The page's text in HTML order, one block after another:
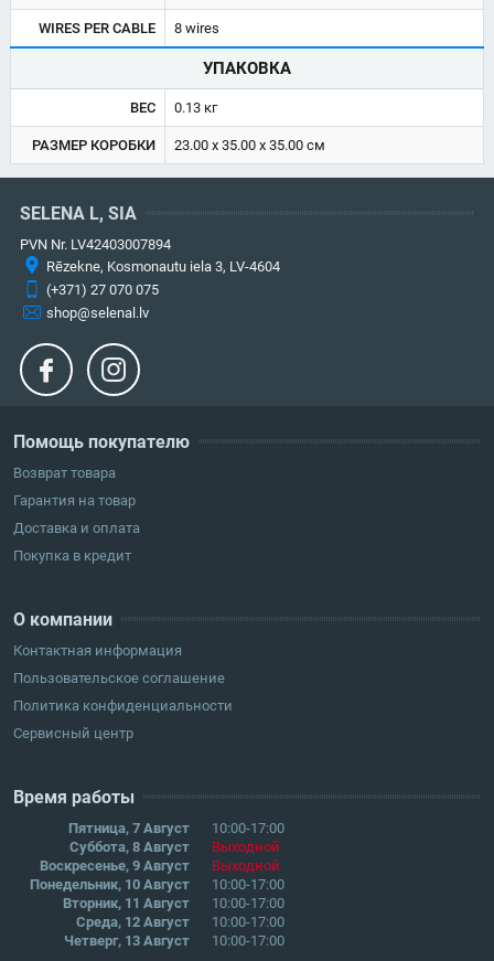
WIRES PER CABLE 8 wires
УПАКОВКА
ВЕС 0.13 кг
РАЗМЕР КОРОБКИ 23.00 x 35.00 x 35.00 см
Помощь покупателю
Возврат товара
Гарантия на товар
Доставка и оплата
Покупка в кредит
О компании
Контактная информация
Пользовательское соглашение
Политика конфиденциальности
Сервисный центр
Время работы
Пятница, 7 Август
10:00-17:00
Суббота, 8 Август
Выходной
Воскресенье, 9 Август
Выходной
Понедельник, 10 Август
10:00-17:00
Вторник, 11 Август
10:00-17:00
Среда, 12 Август
10:00-17:00
Четверг, 13 Август
10:00-17:00
SELENA L, SIA
PVN Nr. LV42403007894
Rēzekne, Kosmonautu iela 3, LV-4604
(+371) 27 070 075
shop@selenal.lv